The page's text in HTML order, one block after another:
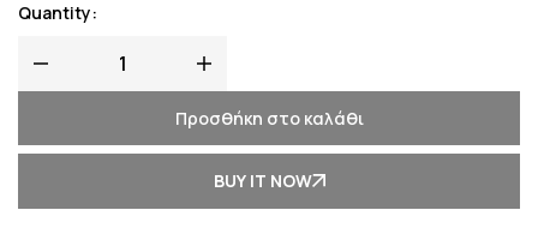
Quantity:
Προσθήκη στο καλάθι
BUY IT NOW